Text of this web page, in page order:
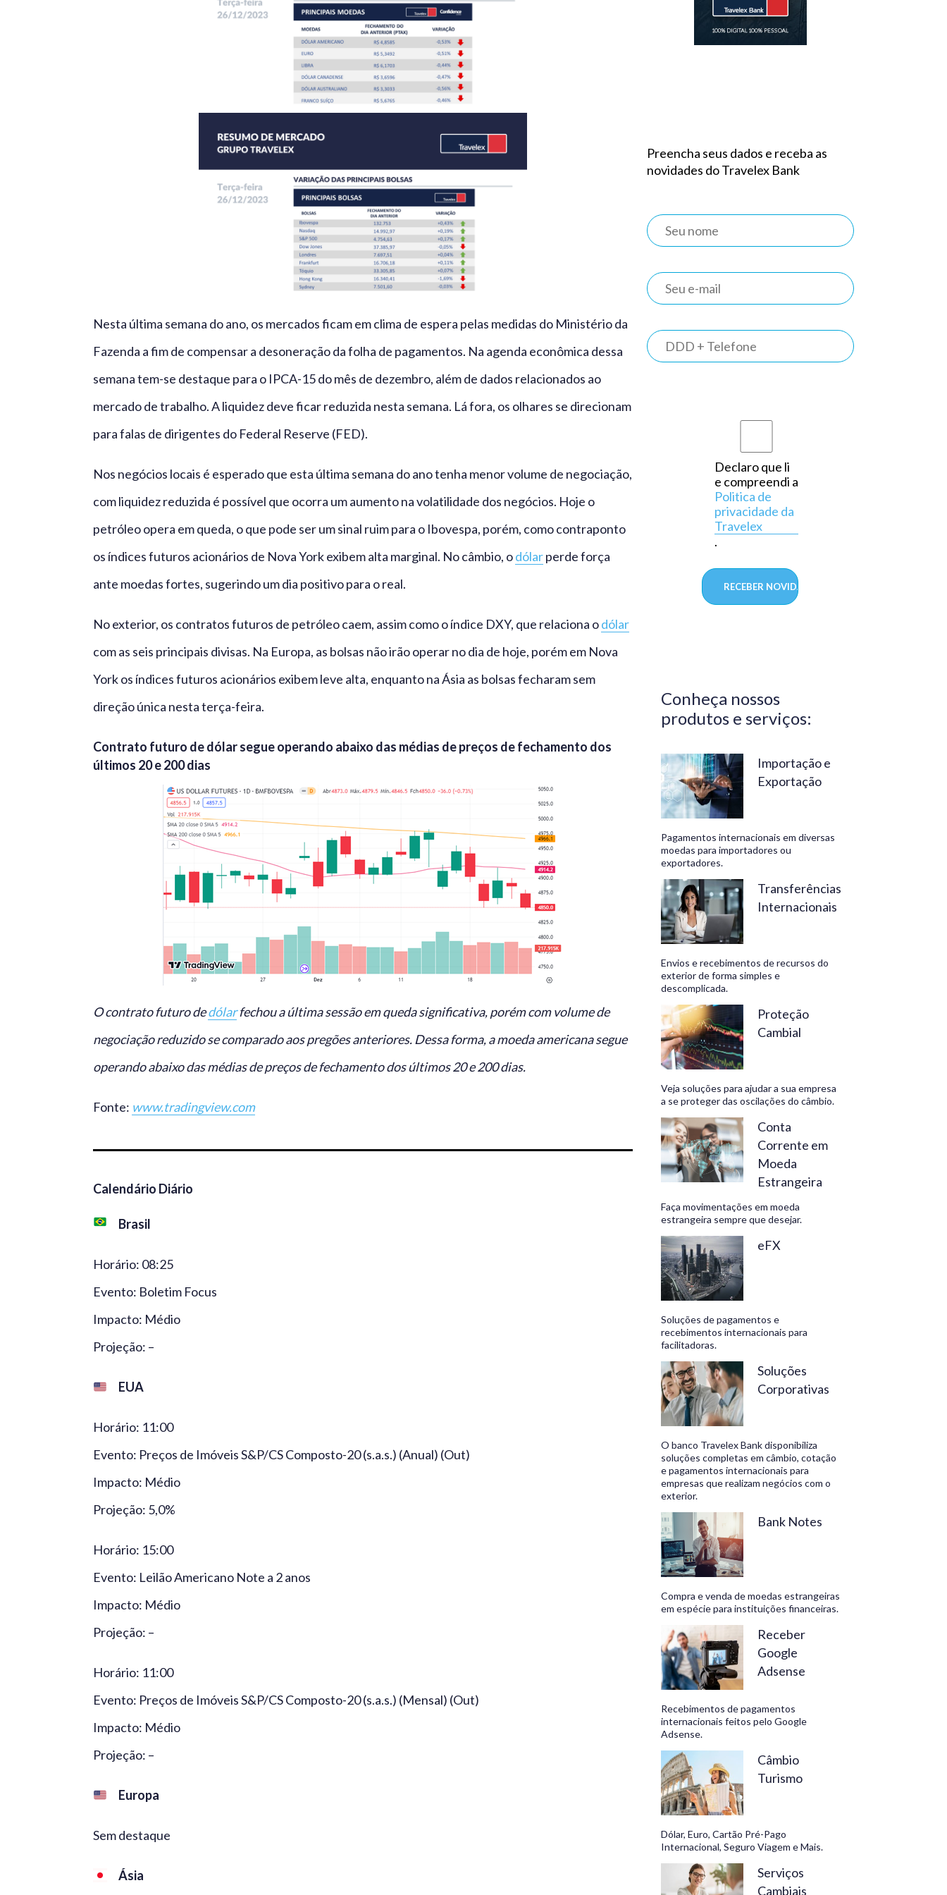
Nesta última semana do ano, os mercados ficam em clima de espera pelas medidas do Ministério da
Fazenda a fim de compensar a desoneração da folha de pagamentos. Na agenda econômica dessa
semana tem-se destaque para o IPCA-15 do mês de dezembro, além de dados relacionados ao
mercado de trabalho. A liquidez deve ficar reduzida nesta semana. Lá fora, os olhares se direcionam
para falas de dirigentes do Federal Reserve (FED).
Nos negócios locais é esperado que esta última semana do ano tenha menor volume de negociação,
com liquidez reduzida é possível que ocorra um aumento na volatilidade dos negócios. Hoje o
petróleo opera em queda, o que pode ser um sinal ruim para o Ibovespa, porém, como contraponto
os índices futuros acionários de Nova York exibem alta marginal. No câmbio, odólarperde força
ante moedas fortes, sugerindo um dia positivo para o real.
No exterior, os contratos futuros de petróleo caem, assim como o índice DXY, que relaciona odólar
com as seis principais divisas. Na Europa, as bolsas não irão operar no dia de hoje, porém em Nova
York os índices futuros acionários exibem leve alta, enquanto na Ásia as bolsas fecharam sem
direção única nesta terça-feira.
Contrato futuro de dólar segue operando abaixo das médias de preços de fechamento dos
últimos 20 e 200 dias
O contrato futuro dedólarfechou a última sessão em queda significativa, porém com volume de
negociação reduzido se comparado aos pregões anteriores. Dessa forma, a moeda americana segue
operando abaixo das médias de preços de fechamento dos últimos 20 e 200 dias.
Fonte: www.tradingview.com
Calendário Diário
Brasil
Horário: 08:25
Evento: Boletim Focus
Impacto: Médio
Projeção: –
EUA
Horário: 11:00
Evento: Preços de Imóveis S&P/CS Composto-20 (s.a.s.) (Anual) (Out)
Impacto: Médio
Projeção: 5,0%
Horário: 15:00
Evento: Leilão Americano Note a 2 anos
Impacto: Médio
Projeção: –
Horário: 11:00
Evento: Preços de Imóveis S&P/CS Composto-20 (s.a.s.) (Mensal) (Out)
Impacto: Médio
Projeção: –
Europa
Sem destaque
Ásia
Preencha seus dados e receba as
novidades do Travelex Bank
Declaro que li
e compreendi a
Politica de
privacidade da
Travelex
.
TRAVELEX
BANK
primeiro
banco do
país a
operar
exclusivamente
em
aprovado
pelo
confiabilidade
e
são nossos
diferenciais.
Bank,
negócios
rentáveis
Conheça nossos
produtos e serviços:
Importação e
Exportação
Pagamentos internacionais em diversas
moedas para importadores ou
exportadores.
Transferências
Internacionais
Envios e recebimentos de recursos do
exterior de forma simples e
descomplicada.
Proteção
Cambial
Veja soluções para ajudar a sua empresa
a se proteger das oscilações do câmbio.
Conta
Corrente em
Moeda
Estrangeira
Faça movimentações em moeda
estrangeira sempre que desejar.
eFX
Soluções de pagamentos e
recebimentos internacionais para
facilitadoras.
Soluções
Corporativas
O banco Travelex Bank disponibiliza
soluções completas em câmbio, cotação
e pagamentos internacionais para
empresas que realizam negócios com o
exterior.
Bank Notes
Compra e venda de moedas estrangeiras
em espécie para instituições financeiras.
Receber
Google
Adsense
Recebimentos de pagamentos
internacionais feitos pelo Google
Adsense.
Câmbio
Turismo
Dólar, Euro, Cartão Pré-Pago
Internacional, Seguro Viagem e Mais.
Serviços
Cambiais